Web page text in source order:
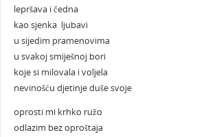
lepršava i čedna
kao sjenka ljubavi
u sijedim pramenovima
u svakoj smiješnoj bori
koje si milovala i voljela
nevinošću djetinje duše svoje
oprosti mi krhko ružo
odlazim bez oproštaja